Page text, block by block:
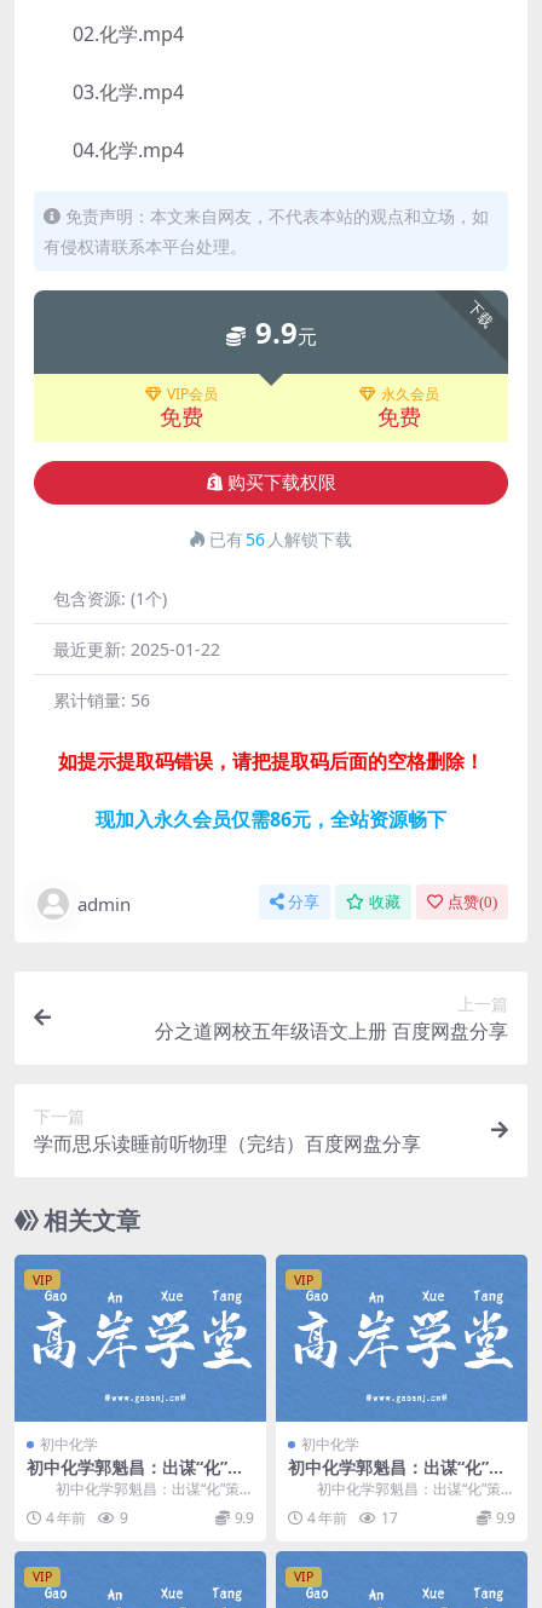
02.化学.mp4
03.化学.mp4
04.化学.mp4
免责声明：本文来自网友，不代表本站的观点和立场，如
有侵权请联系本平台处理。
下载
9.9元
VIP会员
免费
永久会员
免费
购买下载权限
已有56 人解锁下载
包含资源: (1个)
最近更新: 2025-01-22
累计销量: 56
如提示提取码错误，请把提取码后面的空格删除！
现加入永久会员仅需86元，全站资源畅下
admin 分享 收藏 点赞(0)
上一篇
分之道网校五年级语文上册 百度网盘分享
下一篇
学而思乐读睡前听物理（完结）百度网盘分享
相关文章
VIP
初中化学
初中化学郭魁昌：出谋“化”策
——初三化学基础巩固 百度网
盘分享
初中化学郭魁昌：出谋“化”策，
初三化学基础巩固，百度网盘初中
化学课程6.76...
4 年前 9 9.9
VIP
初中化学
初中化学郭魁昌：出谋“化”策
——中考总复习冲刺 百度网盘
分享
初中化学郭魁昌：出谋“化”策，
中考总复习冲刺，百度网盘初中化
学复习课程4.8...
4 年前 17 9.9
VIP VIP